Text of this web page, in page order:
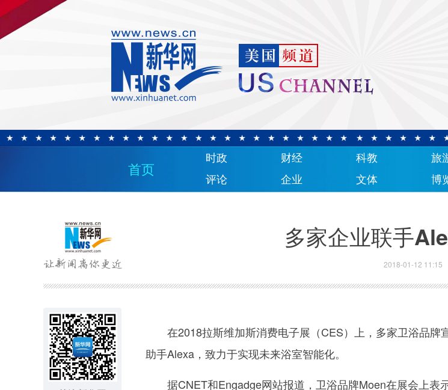
首页
时政 财经 科教 旅
评论
企业 文体 博
多家企业联手
2018-01-12 11:15
在2018拉斯维加斯消费电子展（CES）上，多家卫浴品牌
助手Alexa，致力于实现未来浴室智能化。
据CNET和Engadge网站报道，卫浴品牌Moen在展会上表